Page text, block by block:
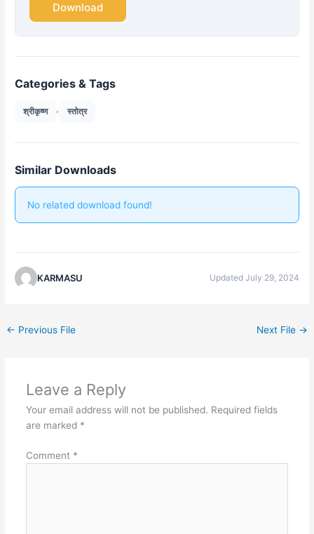
Download
Categories & Tags
श्रीकृष्ण , स्तोत्र
Similar Downloads
No related download found!
KARMASU Updated July 29, 2024
← Previous File Next File →
Leave a Reply
Your email address will not be published. Required fields
are marked *
Comment *